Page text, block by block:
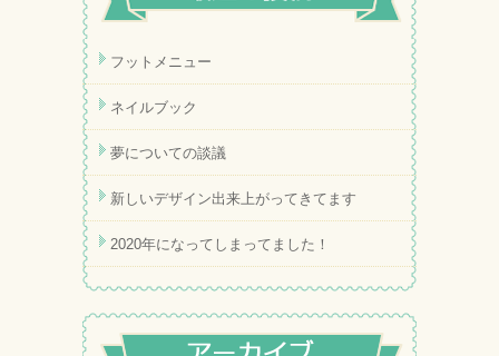
フットメニュー
ネイルブック
夢についての談議
新しいデザイン出来上がってきてます
2020年になってしまってました！